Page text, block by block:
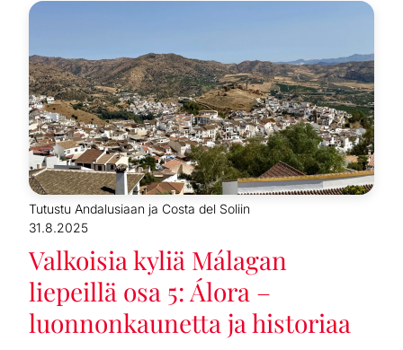
Tutustu Andalusiaan ja Costa del Soliin
31.8.2025
Valkoisia kyliä Málagan
liepeillä osa 5: Álora –
luonnonkaunetta ja historiaa